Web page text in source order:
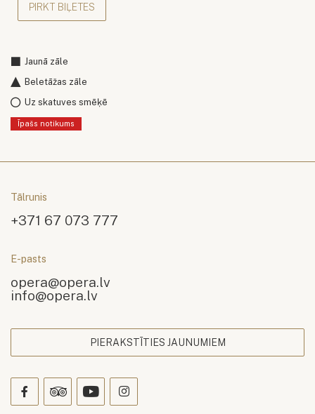
PIRKT BIĻETES
Jaunā zāle
Beletāžas zāle
Uz skatuves smēķē
Īpašs notikums
Tālrunis
+371 67 073 777
E-pasts
opera@opera.lv
info@opera.lv
PIERAKSTĪTIES JAUNUMIEM